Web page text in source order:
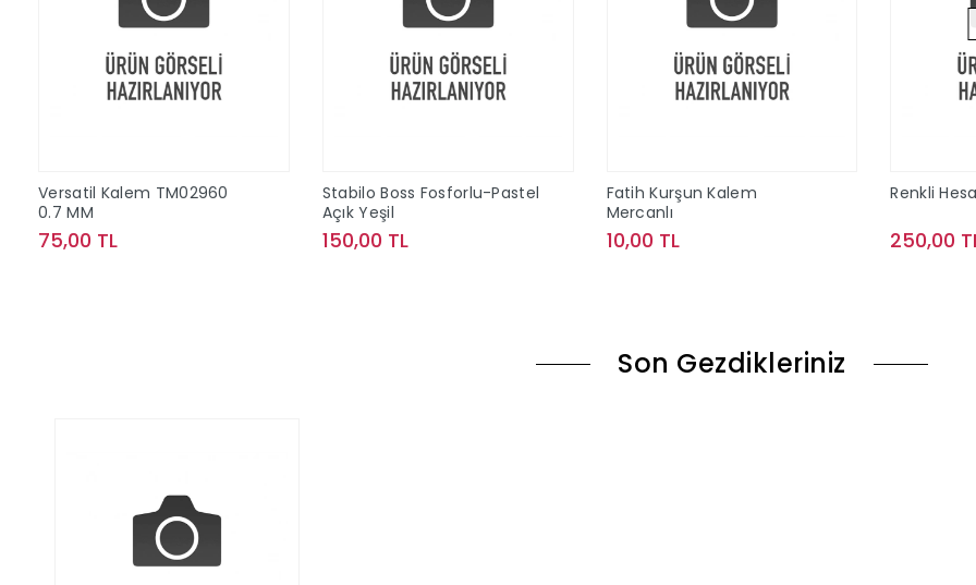
Versatil Kalem TM02960
0.7 MM
75,00 TL
Stabilo Boss Fosforlu-Pastel
Açık Yeşil
150,00 TL
Fatih Kurşun Kalem
Mercanlı
10,00 TL
Renkli
250,00
Son Gezdikleriniz